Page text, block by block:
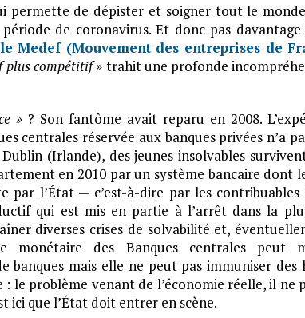
permette de dépister et soigner tout le
de coronavirus. Et donc pas davantage
Medef (Mouvement des entreprises de
plus compétitif » trahit une profonde
»? Son fantôme avait reparu en 2008.
centrales réservée aux banques privées n’a
(Irlande), des jeunes insolvables
en 2010 par un système bancaire dont
par l’État — c’est-à-dire par les contribuables
qui est mis en partie à l’arrêt dans la
diverses crises de solvabilité et,
monétaire des Banques centrales peut
mais elle ne peut pas immuniser des
le problème venant de l’économie réelle, il ne
ici que l’État doit entrer en scène.